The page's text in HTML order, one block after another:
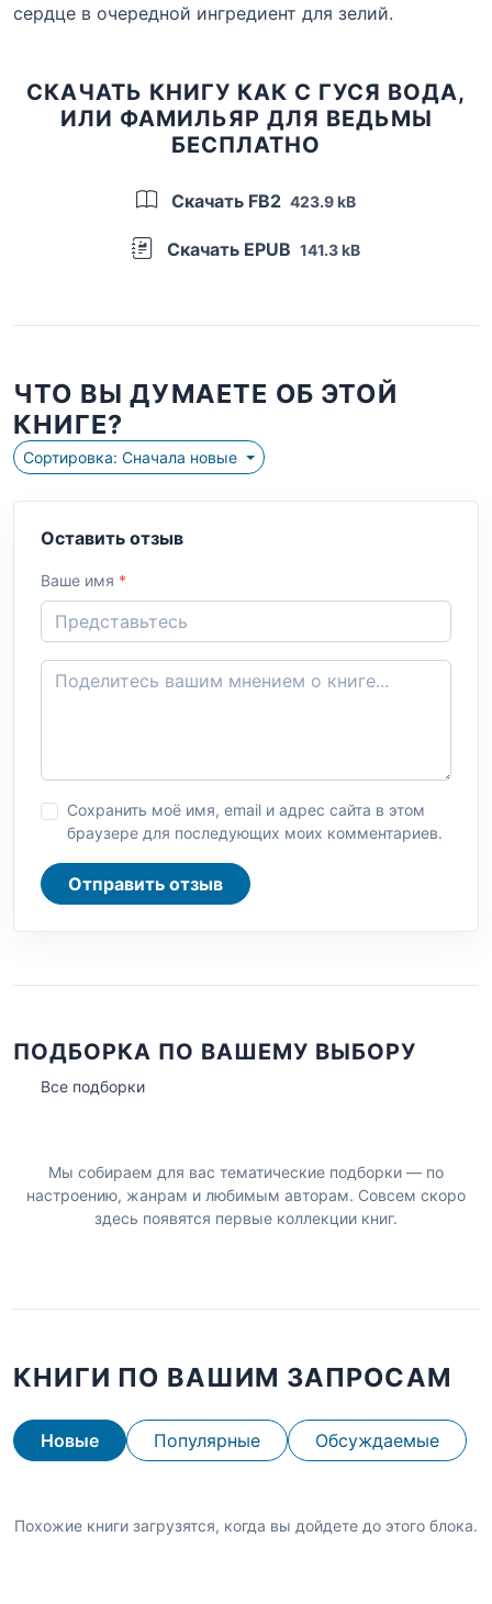
сердце в очередной ингредиент для зелий.
СКАЧАТЬ КНИГУ КАК С ГУСЯ ВОДА,
ИЛИ ФАМИЛЬЯР ДЛЯ ВЕДЬМЫ
БЕСПЛАТНО
Скачать FB2 423.9 kB
Скачать EPUB 141.3 kB
ЧТО ВЫ ДУМАЕТЕ ОБ ЭТОЙ
КНИГЕ?
Сортировка: Сначала новые
Оставить отзыв
Ваше имя *
Сохранить моё имя, email и адрес сайта в этом
браузере для последующих моих комментариев.
Отправить отзыв
ПОДБОРКА ПО ВАШЕМУ ВЫБОРУ
Все подборки
Мы собираем для вас тематические подборки — по
настроению, жанрам и любимым авторам. Совсем скоро
здесь появятся первые коллекции книг.
КНИГИ ПО ВАШИМ ЗАПРОСАМ
Новые Популярные Обсуждаемые
Похожие книги загрузятся, когда вы дойдете до этого блока.